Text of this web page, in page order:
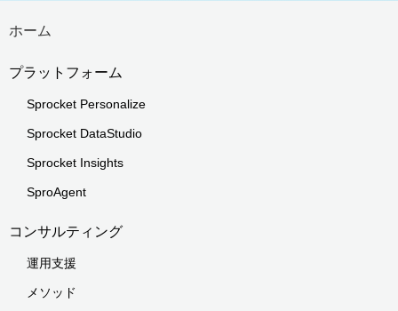
ホーム
プラットフォーム
Sprocket Personalize
Sprocket DataStudio
Sprocket Insights
SproAgent
コンサルティング
運用支援
メソッド